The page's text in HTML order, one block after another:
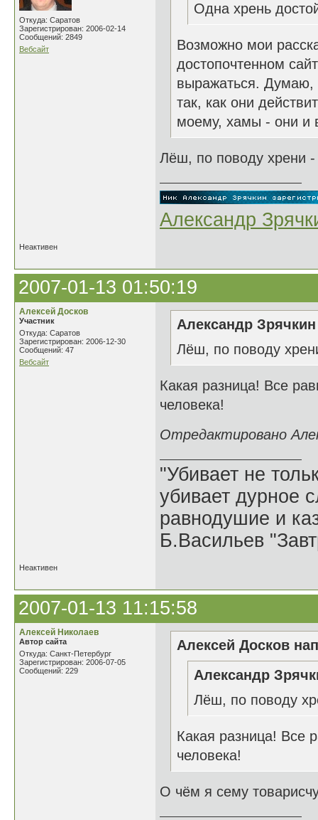
Откуда: Саратов
Зарегистрирован: 2006-02-14
Сообщений: 2849
Вебсайт
Одна хрень
Возможно мои
достопочтенном
выражаться. Думаю,
так, как они
моему, хамы - они и
Лёш, по поводу хрени
Александр
Неактивен
2007-01-13 01:50:19
Алексей Досков
Участник
Откуда: Саратов
Зарегистрирован: 2006-12-30
Сообщений: 47
Вебсайт
Александр
Лёш, по поводу
Какая разница! Все
человека!
Отредактировано
"Убивает не
убивает дурное
равнодушие и
Б.Васильев
Неактивен
2007-01-13 11:15:58
Алексей Николаев
Автор сайта
Откуда: Санкт-Петербург
Зарегистрирован: 2006-07-05
Сообщений: 229
Алексей Досков
Александр
Лёш, по поводу
Какая разница! Все
человека!
О чём я сему